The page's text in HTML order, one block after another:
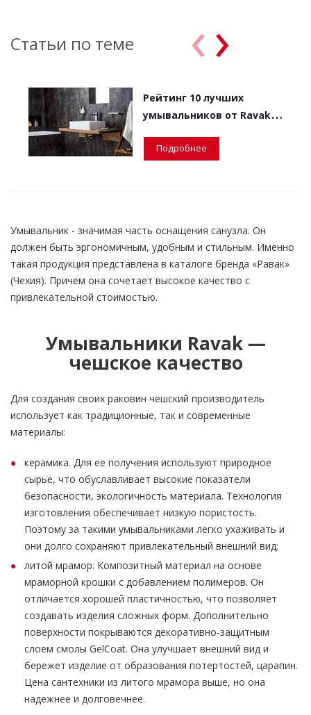
Статьи по теме
Рейтинг 10 лучших
умывальников от Ravak -
производителя.
Подробнее
‹›
Умывальник - значимая часть оснащения санузла. Он
должен быть эргономичным, удобным и стильным. Именно
такая продукция представлена в каталоге бренда «Равак»
(Чехия). Причем она сочетает высокое качество с
привлекательной стоимостью.
Умывальники Ravak —
чешское качество
Для создания своих раковин чешский производитель
использует как традиционные, так и современные
материалы:
керамика. Для ее получения используют природное
сырье, что обуславливает высокие показатели
безопасности, экологичность материала. Технология
изготовления обеспечивает низкую пористость.
Поэтому за такими умывальниками легко ухаживать и
они долго сохраняют привлекательный внешний вид;
литой мрамор. Композитный материал на основе
мраморной крошки с добавлением полимеров. Он
отличается хорошей пластичностью, что позволяет
создавать изделия сложных форм. Дополнительно
поверхности покрываются декоративно-защитным
слоем смолы GelCoat. Она улучшает внешний вид и
бережет изделие от образования потертостей, царапин.
Цена сантехники из литого мрамора выше, но она
надежнее и долговечнее.